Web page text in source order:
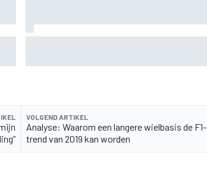
VOLGEND ARTIKEL
Analyse: Waarom een langere wielbasis de F1-
trend van 2019 kan worden